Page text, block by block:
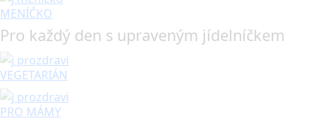
MENÍČKO
Pro každý den s upraveným jídelníčkem
VEGETARIÁN
PRO MÁMY